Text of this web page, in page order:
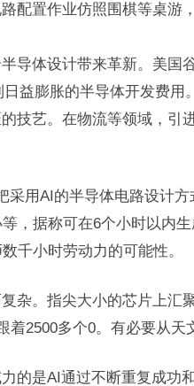
配置作业仿照围棋等桌游
导体设计带来革新。美国
益膨胀的半导体开发费用
技艺。在物流等领域，引
采用AI的半导体电路设计
，据称可在6个小时以内
千小时劳动力的可能性。
杂。指尖大小的芯片上汇
着2500多个0。有必要从天
的是AI通过不断重复成功